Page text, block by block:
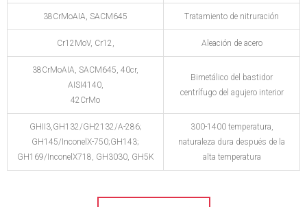
38CrMoAIA, SACM645 Tratamiento de nitruración
Cr12MoV, Cr12, Aleación de acero
38CrMoAIA, SACM645, 40cr,
AISI4140,
42CrMo
Bimetálico del bastidor
centrífugo del agujero interior
GHII3,GH132/GH2132/A-286;
GH145/InconelX-750;GH143;
GH169/InconelX718, GH3030, GH5K
300-1400 temperatura,
naturaleza dura después de la
alta temperatura